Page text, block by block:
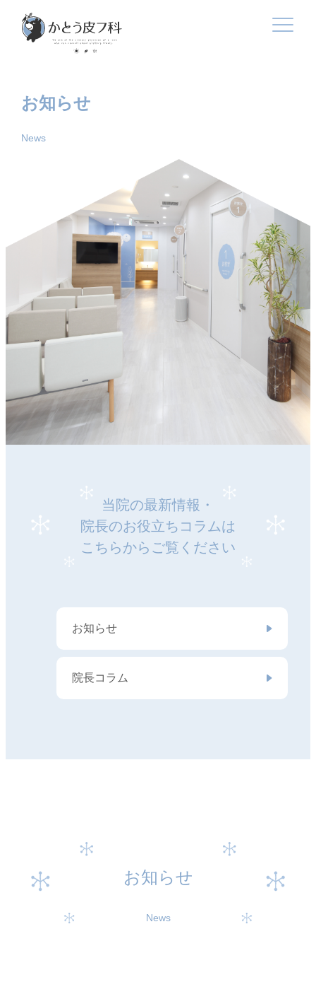
お知らせ
News
当院の最新情報・
院長のお役立ちコラムは
こちらからご覧ください
お知らせ
院長コラム
お知らせ
News